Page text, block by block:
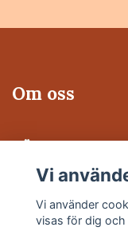
Om oss
Läs mer
Sociala
Vi
Vi använder
visas för dig